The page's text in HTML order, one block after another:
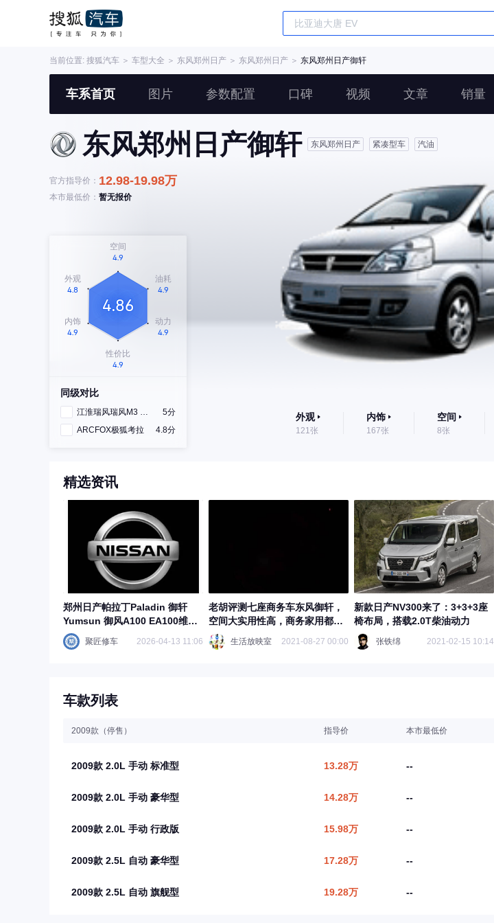
当前位置: 搜狐汽车 ＞ 车型大全 ＞ 东风郑州日产 ＞ 东风郑州日产 ＞ 东风郑州日产御轩
车系首页 图片 参数配置 口碑 视频 文章 销量
东风郑州日产御轩 东风郑州日产 紧凑型车 汽油
官方指导价： 12.98-19.98万
本市最低价： 暂无报价
同级对比
江淮瑞风瑞风M3 PHEV
5分
ARCFOX极狐考拉
4.8分
外观
121张
内饰
167张
空间
8张
精选资讯
郑州日产帕拉丁Paladin 御轩
Yumsun 御风A100 EA100维修
手册电路图
聚匠修车 2026-04-13 11:06
老胡评测七座商务车东风御轩，
空间大实用性高，商务家用都可
以
生活放映室 2021-08-27 00:00
新款日产NV300来了：3+3+3座
椅布局，搭载2.0T柴油动力
张铁绵 2021-02-15 10:14
车款列表
2009款（停售） 指导价 本市最低价
2009款 2.0L 手动 标准型 13.28万 --
2009款 2.0L 手动 豪华型 14.28万 --
2009款 2.0L 手动 行政版 15.98万 --
2009款 2.5L 自动 豪华型 17.28万 --
2009款 2.5L 自动 旗舰型 19.28万 --